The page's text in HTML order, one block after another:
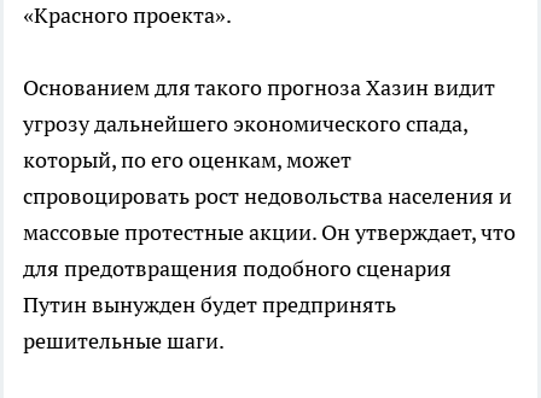
«Красного проекта».
Основанием для такого прогноза Хазин видит
угрозу дальнейшего экономического спада,
который, по его оценкам, может
спровоцировать рост недовольства населения и
массовые протестные акции. Он утверждает, что
для предотвращения подобного сценария
Путин вынужден будет предпринять
решительные шаги.